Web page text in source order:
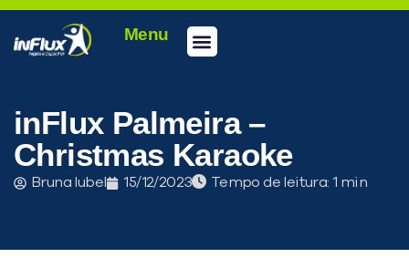
Menu
inFlux Palmeira –
Christmas Karaoke
Bruna Iubel 15/12/2023 Tempo de leitura: